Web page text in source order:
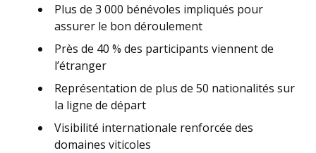
Plus de 3 000 bénévoles impliqués pour
assurer le bon déroulement
Près de 40 % des participants viennent de
l’étranger
Représentation de plus de 50 nationalités sur
la ligne de départ
Visibilité internationale renforcée des
domaines viticoles